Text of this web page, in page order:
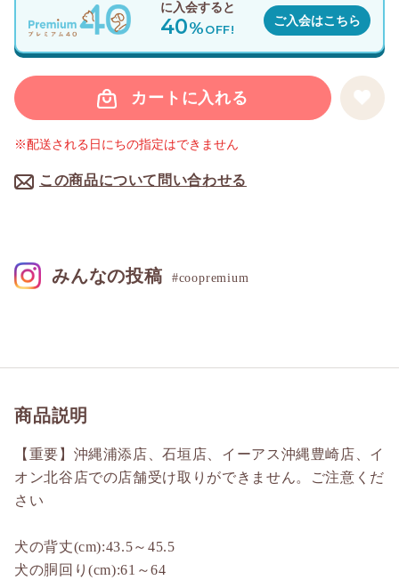
カートに入れる
この商品について問い合わせる
※配送される日にちの指定はできません
に入会すると
40%OFF!
ご入会はこちら
商品説明
【重要】沖縄浦添店、石垣店、イーアス沖縄豊崎店、イ
オン北谷店での店舗受け取りができません。ご注意くだ
さい
犬の背丈(cm):43.5～45.5
犬の胴回り(cm):61～64
みんなの投稿 #coopremium